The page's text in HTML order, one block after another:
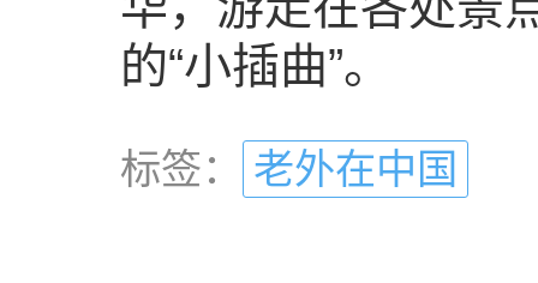
的“小插曲”。
标签： 老外在中国